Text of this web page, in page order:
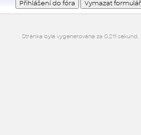
Stránka byla vygenerována za 0,211 sekund.